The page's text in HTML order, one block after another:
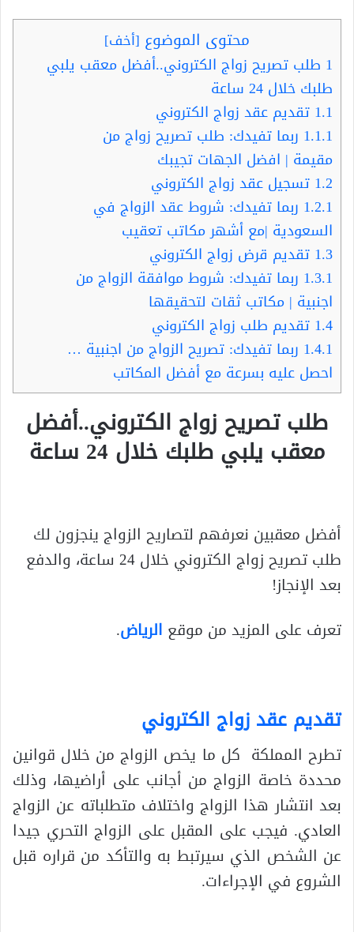
محتوى الموضوع [أخف]
1 طلب تصريح زواج الكتروني..أفضل معقب يلبي
طلبك خلال 24 ساعة
1.1 تقديم عقد زواج الكتروني
1.1.1 ربما تفيدك: طلب تصريح زواج من
مقيمة | افضل الجهات تجيبك
1.2 تسجيل عقد زواج الكتروني
1.2.1 ربما تفيدك: شروط عقد الزواج في
السعودية |مع أشهر مكاتب تعقيب
1.3 تقديم قرض زواج الكتروني
1.3.1 ربما تفيدك: شروط موافقة الزواج من
اجنبية | مكاتب ثقات لتحقيقها
1.4 تقديم طلب زواج الكتروني
1.4.1 ربما تفيدك: تصريح الزواج من اجنبية …
احصل عليه بسرعة مع أفضل المكاتب
طلب تصريح زواج الكتروني..أفضل
معقب يلبي طلبك خلال 24 ساعة
أفضل معقبين نعرفهم لتصاريح الزواج ينجزون لك
طلب تصريح زواج الكتروني خلال 24 ساعة، والدفع
بعد الإنجاز!
تعرف على المزيد من موقع الرياض.
تقديم عقد زواج الكتروني
تطرح المملكة كل ما يخص الزواج من خلال قوانين
محددة خاصة الزواج من أجانب على أراضيها، وذلك
بعد انتشار هذا الزواج واختلاف متطلباته عن الزواج
العادي. فيجب على المقبل على الزواج التحري جيدا
عن الشخص الذي سيرتبط به والتأكد من قراره قبل
الشروع في الإجراءات.